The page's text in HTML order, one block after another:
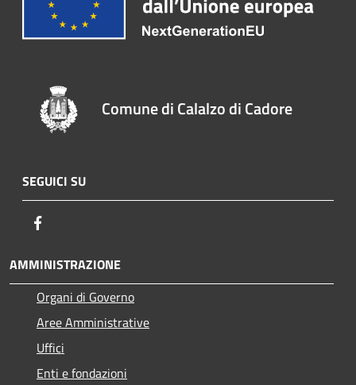
Comune di Calalzo di Cadore
SEGUICI SU
AMMINISTRAZIONE
Organi di Governo
Aree Amministrative
Uffici
Enti e fondazioni